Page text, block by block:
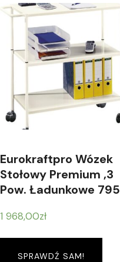
Eurokraftpro Wózek
Stołowy Premium ,3
Pow. Ładunkowe 795
1 968,00zł
SPRAWDŹ SAM!